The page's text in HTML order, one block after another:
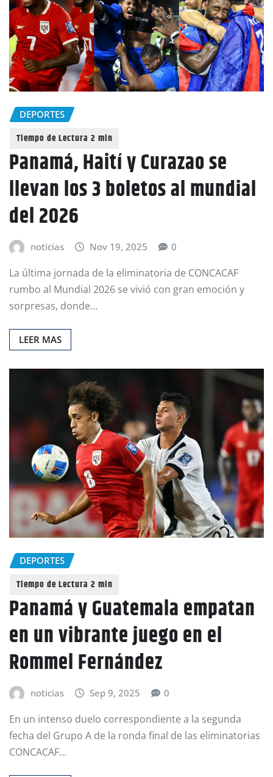
DEPORTES
Panamá, Haití y Curazao se
llevan los 3 boletos al mundial
del 2026
noticias Nov 19, 2025 0
La última jornada de la eliminatoria de CONCACAF
rumbo al Mundial 2026 se vivió con gran emoción y
sorpresas, donde…
LEER MAS
DEPORTES
Panamá y Guatemala empatan
en un vibrante juego en el
Rommel Fernández
noticias Sep 9, 2025 0
En un intenso duelo correspondiente a la segunda
fecha del Grupo A de la ronda final de las eliminatorias
CONCACAF…